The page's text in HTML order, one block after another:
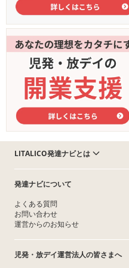
LITALICO発達ナビとは
発達ナビについて
よくある質問
お問い合わせ
運営からのお知らせ
児発・放デイ運営法人の皆さまへ